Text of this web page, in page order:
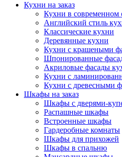
Кухни на заказ
Кухни в современном
Английский стиль
Классические кухни
Деревянные кухни
Кухни с крашеными
Шпонированные
Акриловые фасады
Кухни с
Кухни с древесными
Шкафы на заказ
Шкафы с дверями-
Распашные шкафы
Встроенные шкафы
Гардеробные комнаты
Шкафы для прихожей
Шкафы в спальню